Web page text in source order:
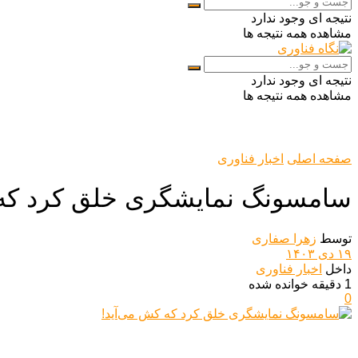
نتیجه ای وجود ندارد
مشاهده همه نتیجه ها
نتیجه ای وجود ندارد
مشاهده همه نتیجه ها
صفحه اصلی اخبار فناوری
سامسونگ نمایشگری خلق کرد
توسط زهرا صفاری
۱۹ دی ۱۴۰۳
داخل اخبار فناوری
1 دقیقه خوانده شده
0